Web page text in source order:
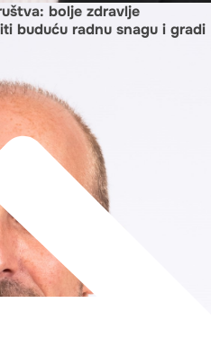
bolje zdravlje
buduću radnu snagu i gradi